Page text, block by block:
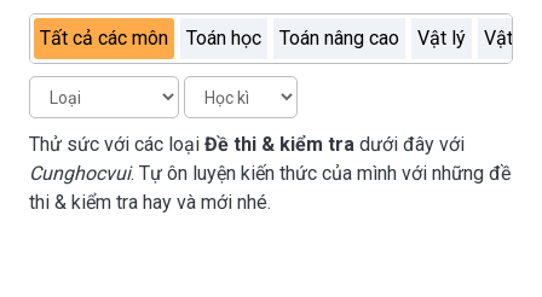
Tất cả các môn Toán học Toán nâng cao Vật lý Vật lý
Thử sức với các loại Đề thi & kiểm tra dưới đây với
Cunghocvui. Tự ôn luyện kiến thức của mình với những đề
thi & kiểm tra hay và mới nhé.